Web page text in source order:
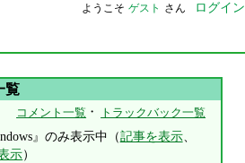
ようこそ ゲスト さん ログイン
覧
コメント一覧 ・ トラックバック一覧
』のみ表示中（記事を表示、
示）